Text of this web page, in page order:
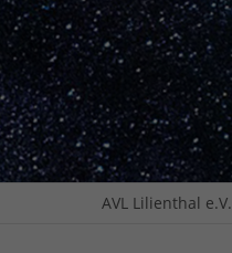
AVL Lilienthal e.V.